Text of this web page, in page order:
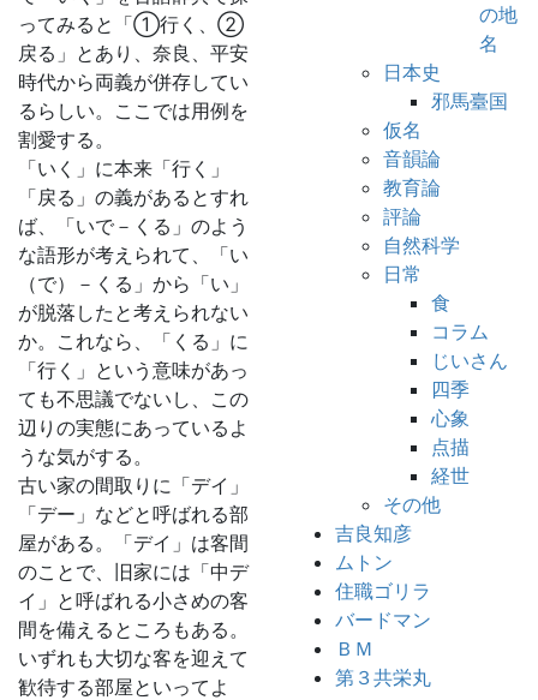
ってみると「①行く、②
戻る」とあり、奈良、平安
時代から両義が併存してい
るらしい。ここでは用例を
割愛する。
「いく」に本来「行く」
「戻る」の義があるとすれ
ば、「いで－くる」のよう
な語形が考えられて、「い
（で）－くる」から「い」
が脱落したと考えられない
か。これなら、「くる」に
「行く」という意味があっ
ても不思議でないし、この
辺りの実態にあっているよ
うな気がする。
古い家の間取りに「デイ」
「デー」などと呼ばれる部
屋がある。「デイ」は客間
のことで、旧家には「中デ
イ」と呼ばれる小さめの客
間を備えるところもある。
いずれも大切な客を迎えて
歓待する部屋といってよ
の地
名
日本史
邪馬臺国
仮名
音韻論
教育論
評論
自然科学
日常
食
コラム
じいさん
四季
心象
点描
経世
その他
吉良知彦
ムトン
住職ゴリラ
バードマン
ＢＭ
第３共栄丸